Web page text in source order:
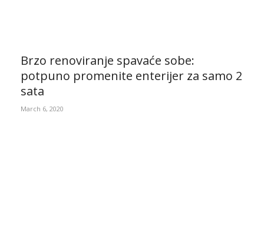
Brzo renoviranje spavaće sobe:
potpuno promenite enterijer za samo 2
sata
March 6, 2020